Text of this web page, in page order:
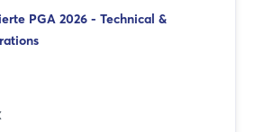
PGA 2026 - Technical &